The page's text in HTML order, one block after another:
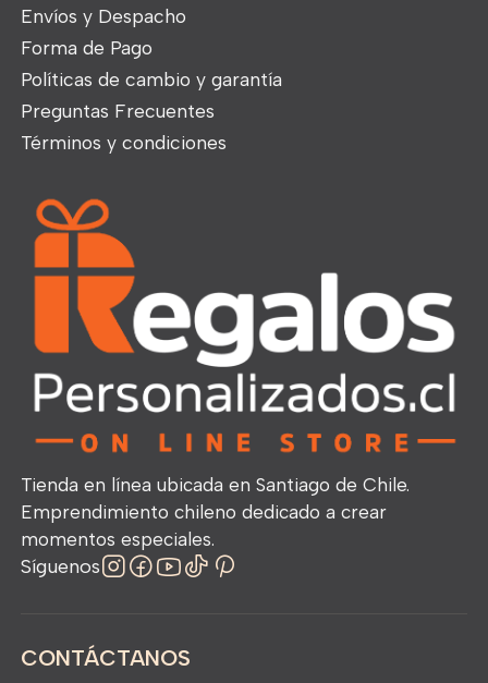
Envíos y Despacho
Forma de Pago
Políticas de cambio y garantía
Preguntas Frecuentes
Términos y condiciones
Tienda en línea ubicada en Santiago de Chile.
Emprendimiento chileno dedicado a crear
momentos especiales.
Síguenos
CONTÁCTANOS